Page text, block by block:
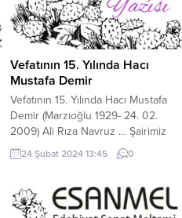
Vefatının 15. Yılında Hacı
Mustafa Demir
Vefatının 15. Yılında Hacı Mustafa
Demir (Marzıoğlu 1929- 24. 02.
2009) Ali Rıza Navruz … Şairimiz
Hacı Mustafa Demir; Kayseri’nin
Bünyan İlçesine Bağlı Karakaya
1929 yılında dünyaya geldi. Daha
sonraları Burhaniye köyüne göç
24 Şubat 2024 13:45 0